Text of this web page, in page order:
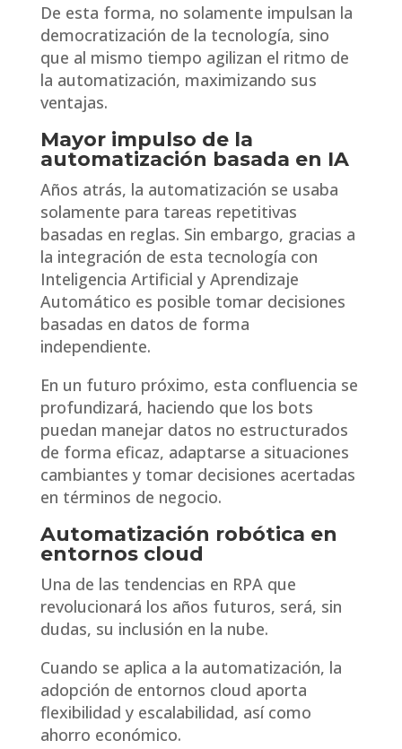
De esta forma, no solamente impulsan la
democratización de la tecnología, sino
que al mismo tiempo agilizan el ritmo de
la automatización, maximizando sus
ventajas.
Mayor impulso de la
automatización basada en IA
Años atrás, la automatización se usaba
solamente para tareas repetitivas
basadas en reglas. Sin embargo, gracias a
la integración de esta tecnología con
Inteligencia Artificial y Aprendizaje
Automático es posible tomar decisiones
basadas en datos de forma
independiente.
En un futuro próximo, esta confluencia se
profundizará, haciendo que los bots
puedan manejar datos no estructurados
de forma eficaz, adaptarse a situaciones
cambiantes y tomar decisiones acertadas
en términos de negocio.
Automatización robótica en
entornos cloud
Una de las tendencias en RPA que
revolucionará los años futuros, será, sin
dudas, su inclusión en la nube.
Cuando se aplica a la automatización, la
adopción de entornos cloud aporta
flexibilidad y escalabilidad, así como
ahorro económico.